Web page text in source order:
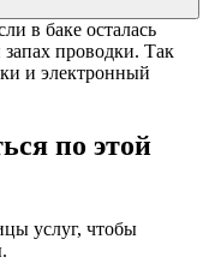
в баке осталась
проводки. Так
и электронный
по этой
услуг, чтобы